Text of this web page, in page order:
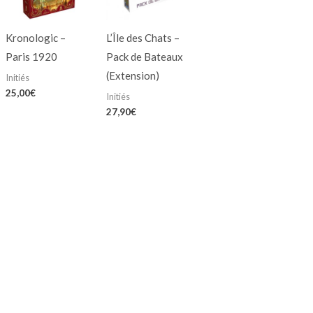
Kronologic –
Paris 1920
Initiés
25,00€
L’Île des Chats –
Pack de Bateaux
(Extension)
Initiés
27,90€